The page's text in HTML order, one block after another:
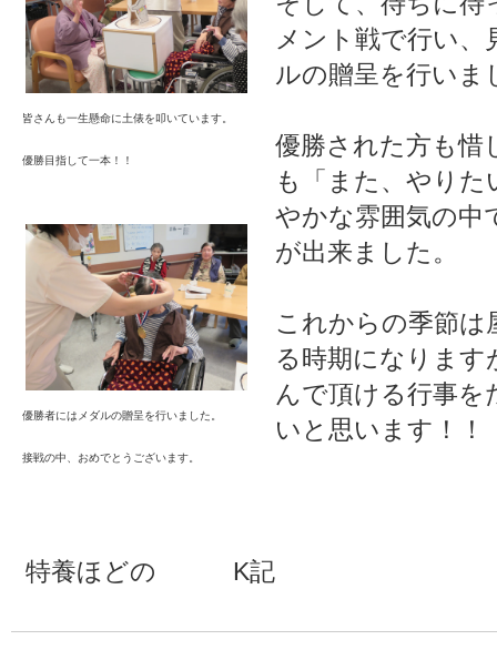
皆さんも一生懸命に土俵を叩いています。
優勝目指して一本！！
優勝者にはメダルの贈呈を行いました。
接戦の中、おめでとうございます。
メント戦で行い
ルの贈呈を行いま
優勝された方も惜
も「また、やり
やかな雰囲気の中
が出来ました。
これからの季節は
る時期になります
んで頂ける行事
いと思います！！
特養ほどの K記